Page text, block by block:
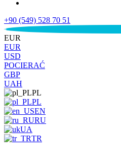
+90 (549) 528 70 51
€
EUR
EUR
USD
POCIERAĆ
GBP
UAH
PL
PL
EN
RU
UA
TR